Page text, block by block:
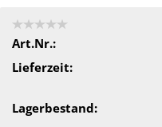
Art.Nr.:
Lieferzeit:
Lagerbestand: